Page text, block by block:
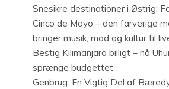
Snesikre destinationer i Østrig:
Cinco de Mayo – den farverige
bringer musik, mad og kultur til
Bestig Kilimanjaro billigt – nå
sprænge budgettet
Genbrug: En Vigtig Del af